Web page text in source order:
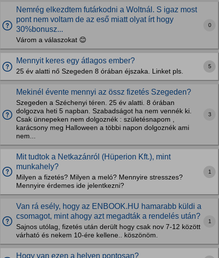
Nemrég elkezdtem futárkodni a Woltnál. S igaz most
pont nem voltam de az eső miatt olyat írt hogy
30%bonusz...
Várom a válaszokat 😊
0
Mennyit keres egy átlagos ember?
25 év alatti nő Szegeden 8 órában éjszaka. Linket pls.
5
Mekinél évente mennyi az össz fizetés Szegeden?
Szegeden a Széchenyi téren. 25 év alatti. 8 órában
dolgozva heti 5 napban. Szabadságot ha nem vennék ki.
Csak ünnepeken nem dolgoznék : születésnapom ,
karácsony meg Halloween a többi napon dolgoznék ami
nem...
3
Mit tudtok a Netkazánról (Hüperion Kft.), mint
munkahely?
Milyen a fizetés? Milyen a meló? Mennyire stresszes?
Mennyire érdemes ide jelentkezni?
1
Van rá esély, hogy az ENBOOK.HU hamarabb küldi a
csomagot, mint ahogy azt megadták a rendelés után?
Sajnos utólag, fizetés után derült hogy csak nov 7-12 között
várható és nekem 10-ére kellene.. köszönöm.
1
Hogy van ezen a helyen pontosan?